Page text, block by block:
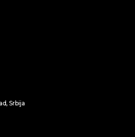
Srbija